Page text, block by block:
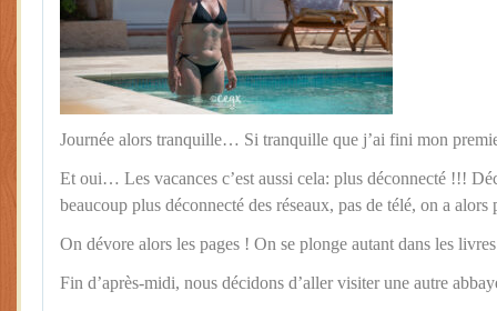
Journée alors tranquille… Si tranquille que j’ai fini mon
Et oui… Les vacances c’est aussi cela: plus déconnecté !!!
beaucoup plus déconnecté des réseaux, pas de télé, on a
On dévore alors les pages ! On se plonge autant dans les
Fin d’après-midi, nous décidons d’aller visiter une autre